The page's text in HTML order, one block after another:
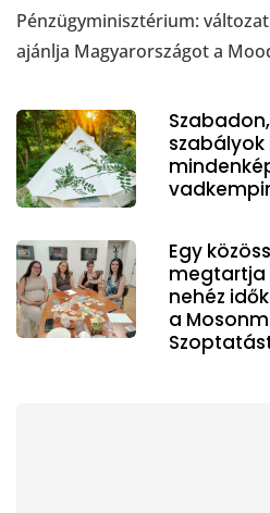
Pénzügyminisztérium:
ajánlja Magyarországot a
szabályok
Egy
megtartja
nehéz
a